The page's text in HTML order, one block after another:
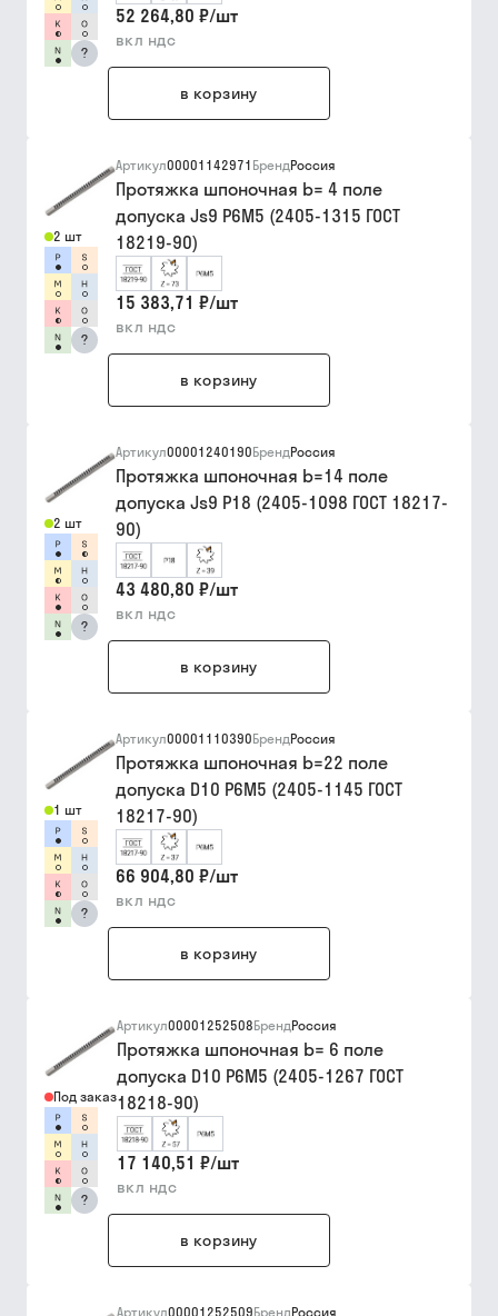
?
52 264,80 ₽/шт
вкл ндс
в корзину
2 шт
?
Артикул00001142971 БрендРоссия
Протяжка шпоночная b= 4 поле
допуска Js9 Р6М5 (2405-1315 ГОСТ
18219-90)
15 383,71 ₽/шт
вкл ндс
в корзину
2 шт
?
Артикул00001240190БрендРоссия
Протяжка шпоночная b=14 поле
допуска Js9 Р18 (2405-1098 ГОСТ 18217-
90)
43 480,80 ₽/шт
вкл ндс
в корзину
1 шт
?
Артикул00001110390БрендРоссия
Протяжка шпоночная b=22 поле
допуска D10 Р6М5 (2405-1145 ГОСТ
18217-90)
66 904,80 ₽/шт
вкл ндс
в корзину
Под заказ
?
Артикул00001252508БрендРоссия
Протяжка шпоночная b= 6 поле
допуска D10 Р6М5 (2405-1267 ГОСТ
18218-90)
17 140,51 ₽/шт
вкл ндс
в корзину
Артикул00001252509БрендРоссия